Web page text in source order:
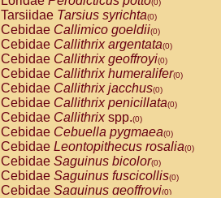
(0)
Tarsiidae Tarsius syrichta(0)
Cebidae Callimico goeldii(0)
Cebidae Callithrix argentata(0)
Cebidae Callithrix geoffroyi(0)
Cebidae Callithrix humeralifer(0)
Cebidae Callithrix jacchus(0)
Cebidae Callithrix penicillata(0)
Cebidae Callithrixspp.(0)
Cebidae Cebuella pygmaea(0)
Cebidae Leontopithecus rosalia(0)
Cebidae Saguinus bicolor(0)
Cebidae Saguinus fuscicollis(0)
Cebidae Saguinus geoffroyi(0)